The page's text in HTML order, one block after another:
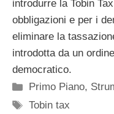
introdurre la Tobin
obbligazioni e per i
eliminare la
introdotta da un
democratico.
Categorie
Primo Piano,
Tag
Tobin tax